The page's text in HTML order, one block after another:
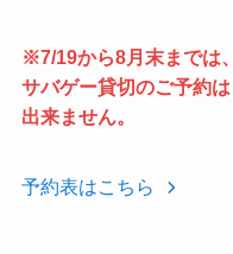
※7/19から8月末までは、
サバゲー貸切のご予約は
出来ません。
予約表はこちら